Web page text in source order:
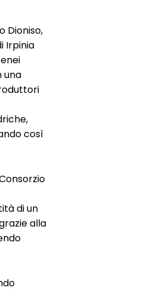
Dioniso,
Irpinia
una
così
di un
alla